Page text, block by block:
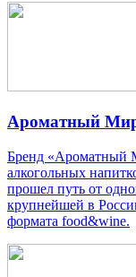
Ароматный
Бренд «Ароматный
алкогольных
прошел путь от
крупнейшей в
формата food&wine.